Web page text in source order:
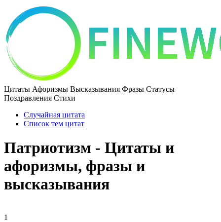
Цитаты Афоризмы Высказывания Фразы Статусы
Поздравления Стихи
Случайная цитата
Список тем цитат
Патриотизм - Цитаты и
афоризмы, фразы и
высказывания
1